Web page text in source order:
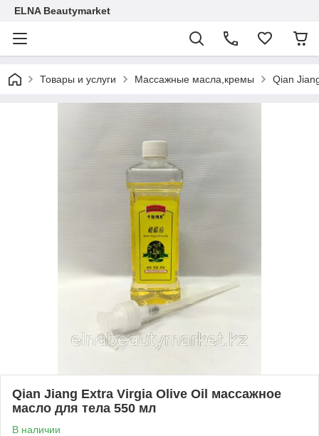
ELNA Beautymarket
Товары и услуги Массажные масла,кремы Qian
Qian Jiang Extra Virgia Olive Oil массажное
масло для тела 550 мл
В наличии